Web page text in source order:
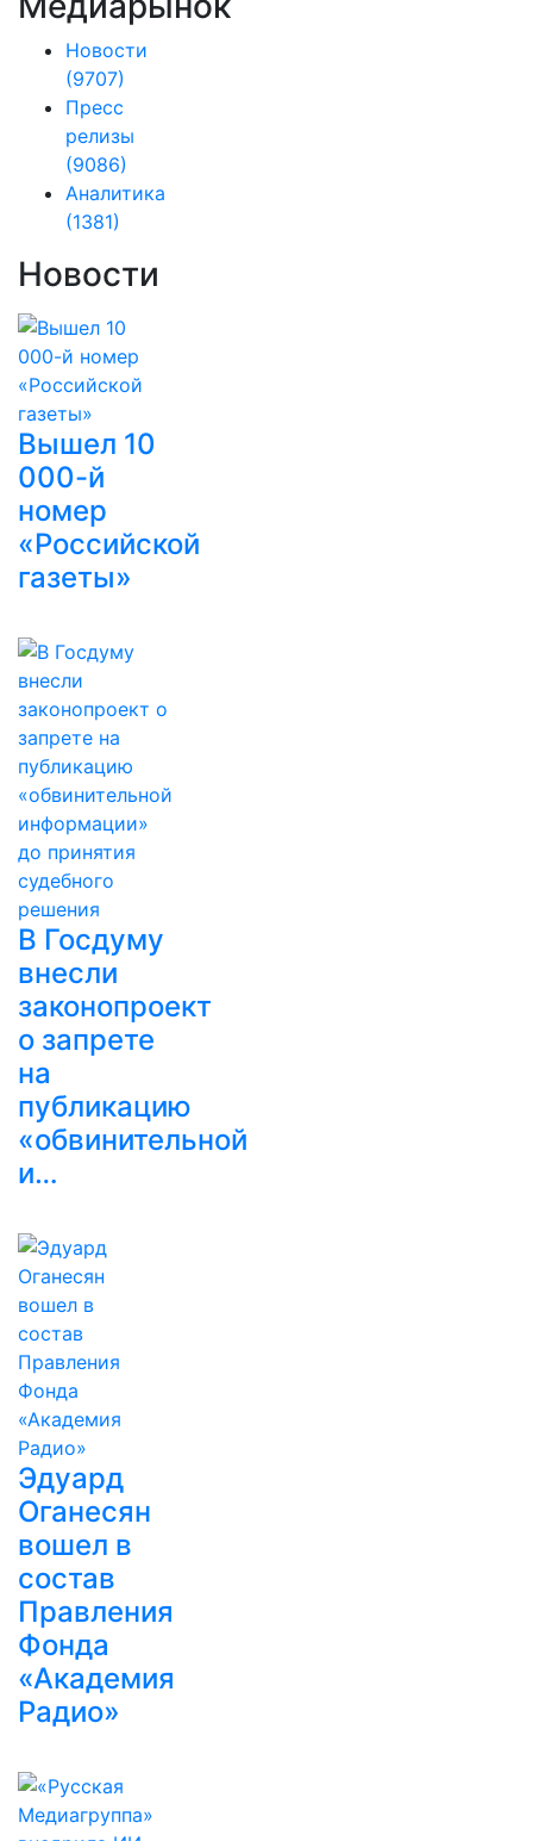
Новости
(9707)
Пресс
релизы
(9086)
Аналитика
(1381)
Новости
Вышел 10
000-й
номер
«Российской
газеты»
В Госдуму
внесли
законопроект
о запрете
на
публикацию
«обвинительной
и…
Эдуард
Оганесян
вошел в
состав
Правления
Фонда
«Академия
Радио»